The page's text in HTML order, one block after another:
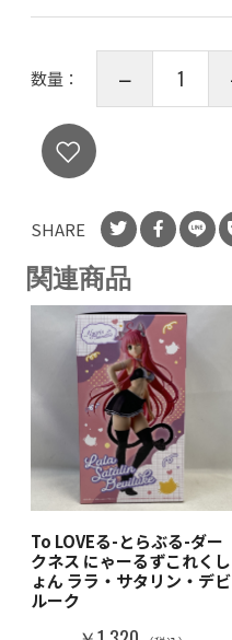
数量：
SHARE
関連商品
To LOVEる-とらぶる-ダー
クネス にゃーるずこれくし
ょん ララ・サタリン・デビ
ルーク